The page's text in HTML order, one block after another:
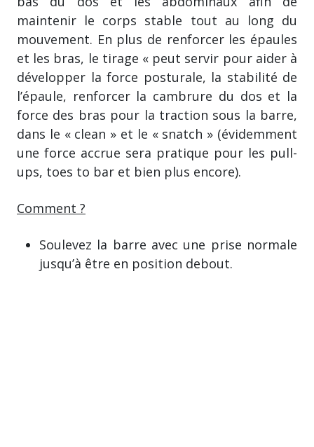
maintenir le corps stable tout au long du
mouvement. En plus de renforcer les épaules
et les bras, le tirage « peut servir pour aider à
développer la force posturale, la stabilité de
l’épaule, renforcer la cambrure du dos et la
force des bras pour la traction sous la barre,
dans le « clean » et le « snatch » (évidemment
une force accrue sera pratique pour les pull-
ups, toes to bar et bien plus encore).
Comment ?
Soulevez la barre avec une prise normale
jusqu’à être en position debout.